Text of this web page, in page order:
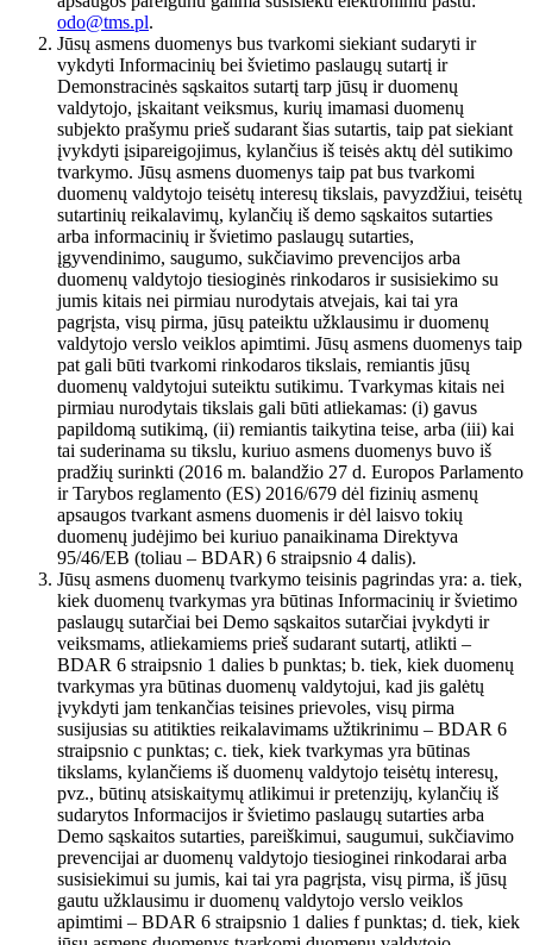
odo@tms.pl.
Jūsų asmens duomenys bus tvarkomi siekiant sudaryti ir
vykdyti Informacinių bei švietimo paslaugų sutartį ir
Demonstracinės sąskaitos sutartį tarp jūsų ir duomenų
valdytojo, įskaitant veiksmus, kurių imamasi duomenų
subjekto prašymu prieš sudarant šias sutartis, taip pat siekiant
įvykdyti įsipareigojimus, kylančius iš teisės aktų dėl sutikimo
tvarkymo. Jūsų asmens duomenys taip pat bus tvarkomi
duomenų valdytojo teisėtų interesų tikslais, pavyzdžiui, teisėtų
sutartinių reikalavimų, kylančių iš demo sąskaitos sutarties
arba informacinių ir švietimo paslaugų sutarties,
įgyvendinimo, saugumo, sukčiavimo prevencijos arba
duomenų valdytojo tiesioginės rinkodaros ir susisiekimo su
jumis kitais nei pirmiau nurodytais atvejais, kai tai yra
pagrįsta, visų pirma, jūsų pateiktu užklausimu ir duomenų
valdytojo verslo veiklos apimtimi. Jūsų asmens duomenys taip
pat gali būti tvarkomi rinkodaros tikslais, remiantis jūsų
duomenų valdytojui suteiktu sutikimu. Tvarkymas kitais nei
pirmiau nurodytais tikslais gali būti atliekamas: (i) gavus
papildomą sutikimą, (ii) remiantis taikytina teise, arba (iii) kai
tai suderinama su tikslu, kuriuo asmens duomenys buvo iš
pradžių surinkti (2016 m. balandžio 27 d. Europos Parlamento
ir Tarybos reglamento (ES) 2016/679 dėl fizinių asmenų
apsaugos tvarkant asmens duomenis ir dėl laisvo tokių
duomenų judėjimo bei kuriuo panaikinama Direktyva
95/46/EB (toliau – BDAR) 6 straipsnio 4 dalis).
Jūsų asmens duomenų tvarkymo teisinis pagrindas yra: a. tiek,
kiek duomenų tvarkymas yra būtinas Informacinių ir švietimo
paslaugų sutarčiai bei Demo sąskaitos sutarčiai įvykdyti ir
veiksmams, atliekamiems prieš sudarant sutartį, atlikti –
BDAR 6 straipsnio 1 dalies b punktas; b. tiek, kiek duomenų
tvarkymas yra būtinas duomenų valdytojui, kad jis galėtų
įvykdyti jam tenkančias teisines prievoles, visų pirma
susijusias su atitikties reikalavimams užtikrinimu – BDAR 6
straipsnio c punktas; c. tiek, kiek tvarkymas yra būtinas
tikslams, kylančiems iš duomenų valdytojo teisėtų interesų,
pvz., būtinų atsiskaitymų atlikimui ir pretenzijų, kylančių iš
sudarytos Informacijos ir švietimo paslaugų sutarties arba
Demo sąskaitos sutarties, pareiškimui, saugumui, sukčiavimo
prevencijai ar duomenų valdytojo tiesioginei rinkodarai arba
susisiekimui su jumis, kai tai yra pagrįsta, visų pirma, iš jūsų
gautu užklausimu ir duomenų valdytojo verslo veiklos
apimtimi – BDAR 6 straipsnio 1 dalies f punktas; d. tiek, kiek